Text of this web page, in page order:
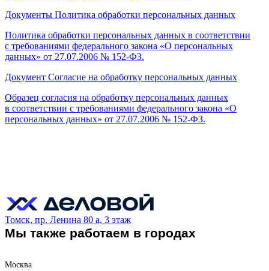
Документы Политика обработки персональных данных
Политика обработки персональных данных в соответствии
с требованиями федерального закона «О персональных
данных» от 27.07.2006 № 152-ФЗ.
Документ Согласие на обработку персональных данных
Образец согласия на обработку персональных данных
в соответствии с требованиями федерального закона «О
персональных данных» от 27.07.2006 № 152-ФЗ.
Томск, пр. Ленина 80 а, 3 этаж
Мы также работаем в городах
Москва